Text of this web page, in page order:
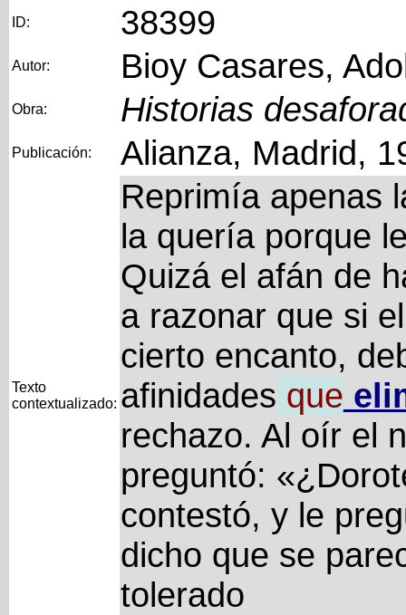
ID: 38399
Autor: Bioy Casares,
Obra: Historias
Publicación: Alianza, Madrid,
Texto
contextualizado:
Reprimía apenas
la quería porque
Quizá el afán de
a razonar que si
cierto encanto,
afinidades que
rechazo. Al oír el
preguntó:
contestó, y le
dicho que se
tolerado